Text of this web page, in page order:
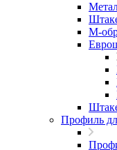
М-
Профиль